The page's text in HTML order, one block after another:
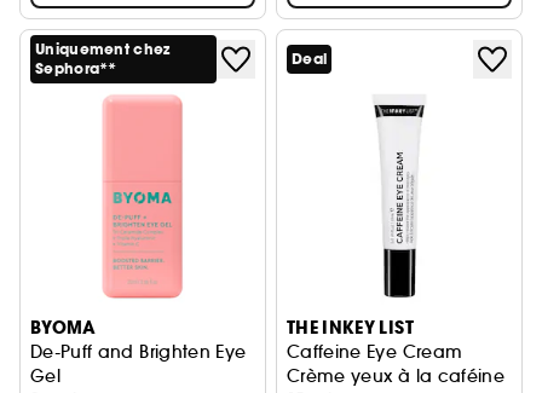
Uniquement chez
Sephora**
BYOMA
De-Puff and Brighten Eye
Gel
Deal
THE INKEY LIST
Caffeine Eye Cream
Crème yeux à la caféine